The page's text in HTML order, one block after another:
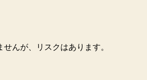
んが、リスクはあります。